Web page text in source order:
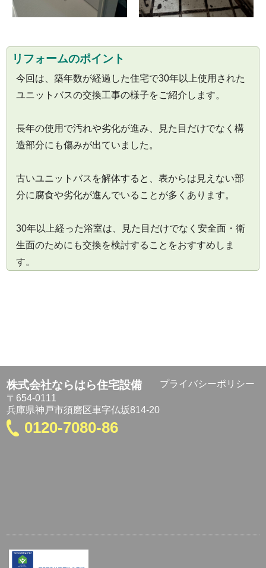
リフォームのポイント
今回は、築年数が経過した住宅で30年以上使用された
ユニットバスの交換工事の様子をご紹介します。
長年の使用で汚れや劣化が進み、見た目だけでなく構
造部分にも傷みが出ていました。
古いユニットバスを解体すると、表からは見えない部
分に腐食や劣化が進んでいることが多くあります。
30年以上経った浴室は、見た目だけでなく安全面・衛
生面のためにも交換を検討することをおすすめしま
す。
株式会社ならはら住宅設備
〒654-0111
兵庫県神戸市須磨区車字仏坂814-20
0120-7080-86
プライバシーポリシー